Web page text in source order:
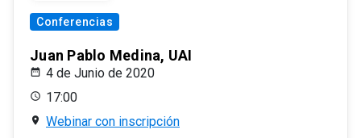
Conferencias
Juan Pablo Medina, UAI
4 de Junio de 2020
17:00
Webinar con inscripción